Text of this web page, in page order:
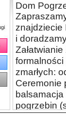
Dom
znajdziecie
i
zmarłych:
Ceremonie
pogrzebin
utwory